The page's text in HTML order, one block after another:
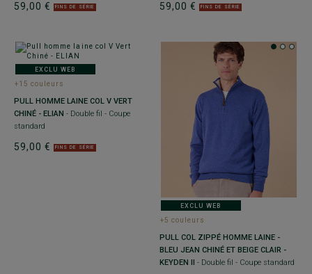
59,00 € FINS DE SÉRIE 59,00 € FINS DE SÉRIE
EXCLU WEB
+15 couleurs
PULL HOMME LAINE COL V VERT
CHINÉ - ELIAN - Double fil - Coupe
standard
59,00 € FINS DE SÉRIE
EXCLU WEB
+5 couleurs
PULL COL ZIPPÉ HOMME LAINE -
BLEU JEAN CHINÉ ET BEIGE CLAIR -
KEYDEN II
- Double fil - Coupe standard